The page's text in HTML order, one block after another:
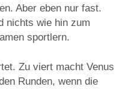
Aber eben nur fast.
nichts wie hin zum
sportlern.
Zu viert macht Venus
Runden, wenn die